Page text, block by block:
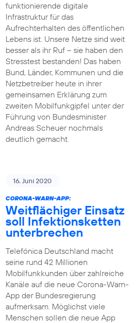
funktionierende digitale
Infrastruktur für das
Aufrechterhalten des öffentlichen
Lebens ist. Unsere Netze sind weit
besser als ihr Ruf – sie haben den
Stresstest bestanden! Das haben
Bund, Länder, Kommunen und die
Netzbetreiber heute in ihrer
gemeinsamen Erklärung zum
zweiten Mobilfunkgipfel unter der
Führung von Bundesminister
Andreas Scheuer nochmals
deutlich gemacht.
16. Juni 2020
CORONA-WARN-APP:
Weitflächiger Einsatz
soll Infektionsketten
unterbrechen
Telefónica Deutschland macht
seine rund 42 Millionen
Mobilfunkkunden über zahlreiche
Kanäle auf die neue Corona-Warn-
App der Bundesregierung
aufmerksam. Möglichst viele
Menschen sollen die neue App